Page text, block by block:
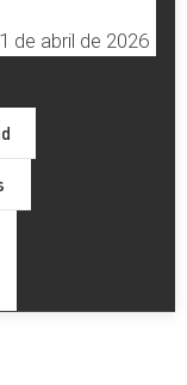
de abril de 2026